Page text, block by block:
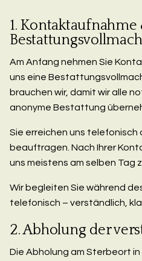
1. Kontaktaufnahme
Am Anfang nehmen Sie
uns eine
brauchen wir, damit wir alle
anonyme Bestattung
Sie erreichen uns telefonisch
beauftragen. Nach Ihrer
uns meistens am selben Tag
Wir begleiten Sie während
telefonisch – verständlich,
2. Abholung der
Die Abholung am Sterbeort